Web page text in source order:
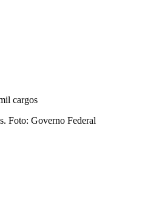
Foto: Governo Federal